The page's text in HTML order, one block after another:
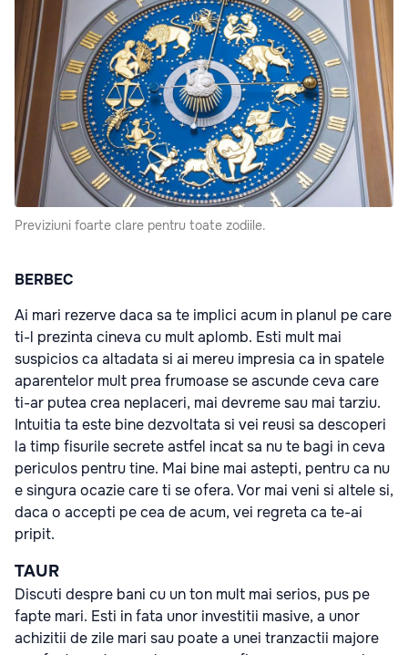
Previziuni foarte clare pentru toate zodiile.
BERBEC
Ai mari rezerve daca sa te implici acum in planul pe care
ti-l prezinta cineva cu mult aplomb. Esti mult mai
suspicios ca altadata si ai mereu impresia ca in spatele
aparentelor mult prea frumoase se ascunde ceva care
ti-ar putea crea neplaceri, mai devreme sau mai tarziu.
Intuitia ta este bine dezvoltata si vei reusi sa descoperi
la timp fisurile secrete astfel incat sa nu te bagi in ceva
periculos pentru tine. Mai bine mai astepti, pentru ca nu
e singura ocazie care ti se ofera. Vor mai veni si altele si,
daca o accepti pe cea de acum, vei regreta ca te-ai
pripit.
TAUR
Discuti despre bani cu un ton mult mai serios, pus pe
fapte mari. Esti in fata unor investitii masive, a unor
achizitii de zile mari sau poate a unei tranzactii majore